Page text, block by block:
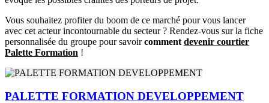
Vous souhaitez profiter du boom de ce marché pour vous lancer
avec cet acteur incontournable du secteur ? Rendez-vous sur la fiche
personnalisée du groupe pour savoircomment devenir courtier
Palette Formation !
PALETTE FORMATION DEVELOPPEMENT